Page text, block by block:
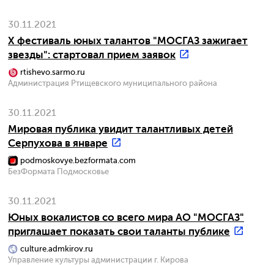
30.11.2021
X фестиваль юных талантов "МОСГАЗ зажигает
звезды": стартовал прием заявок
rtishevo.sarmo.ru
Администрация Ртищевского муниципального района
30.11.2021
Мировая публика увидит талантливых детей
Серпухова в январе
podmoskovye.bezformata.com
БезФормата Подмосковье
30.11.2021
Юных вокалистов со всего мира АО "МОСГАЗ"
приглашает показать свои таланты публике
culture.admkirov.ru
Управление культуры администрации г. Кирова